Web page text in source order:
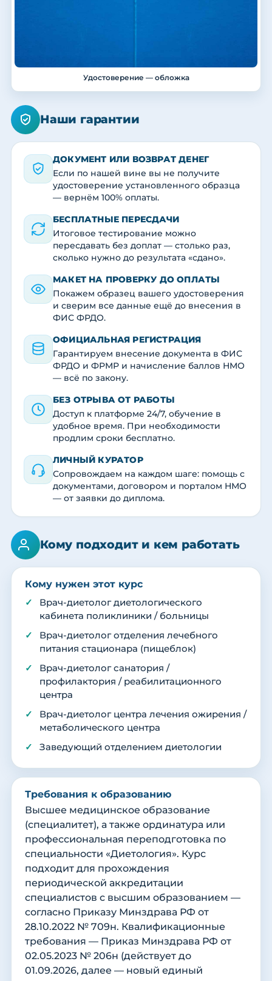
Удостоверение — обложка
Наши гарантии
ДОКУМЕНТ ИЛИ ВОЗВРАТ ДЕНЕГ
Если по нашей вине вы не получите
удостоверение установленного образца
— вернём 100% оплаты.
БЕСПЛАТНЫЕ ПЕРЕСДАЧИ
Итоговое тестирование можно
пересдавать без доплат — столько раз,
сколько нужно до результата «сдано».
МАКЕТ НА ПРОВЕРКУ ДО ОПЛАТЫ
Покажем образец вашего удостоверения
и сверим все данные ещё до внесения в
ФИС ФРДО.
ОФИЦИАЛЬНАЯ РЕГИСТРАЦИЯ
Гарантируем внесение документа в ФИС
ФРДО и ФРМР и начисление баллов НМО
— всё по закону.
БЕЗ ОТРЫВА ОТ РАБОТЫ
Доступ к платформе 24/7, обучение в
удобное время. При необходимости
продлим сроки бесплатно.
ЛИЧНЫЙ КУРАТОР
Сопровождаем на каждом шаге: помощь с
документами, договором и порталом НМО
— от заявки до диплома.
Кому подходит и кем работать
Кому нужен этот курс
Врач-диетолог диетологического
кабинета поликлиники / больницы
Врач-диетолог отделения лечебного
питания стационара (пищеблок)
Врач-диетолог санатория /
профилактория / реабилитационного
центра
Врач-диетолог центра лечения ожирения /
метаболического центра
Заведующий отделением диетологии
Требования к образованию
Высшее медицинское образование
(специалитет), а также ординатура или
профессиональная переподготовка по
специальности «Диетология». Курс
подходит для прохождения
периодической аккредитации
специалистов с высшим образованием —
согласно Приказу Минздрава РФ от
28.10.2022 № 709н. Квалификационные
требования — Приказ Минздрава РФ от
02.05.2023 № 206н (действует до
01.09.2026, далее — новый единый